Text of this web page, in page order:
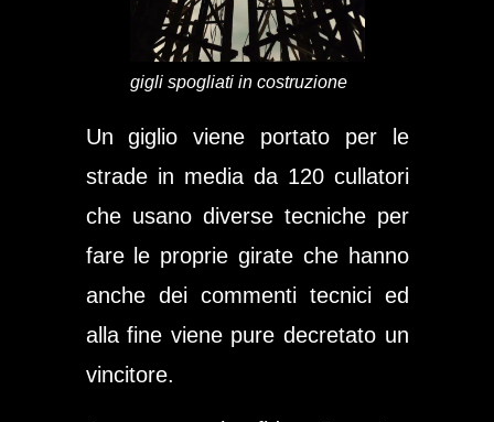
gigli spogliati in costruzione
Un giglio viene portato per le
strade in media da 120 cullatori
che usano diverse tecniche per
fare le proprie girate che hanno
anche dei commenti tecnici ed
alla fine viene pure decretato un
vincitore.